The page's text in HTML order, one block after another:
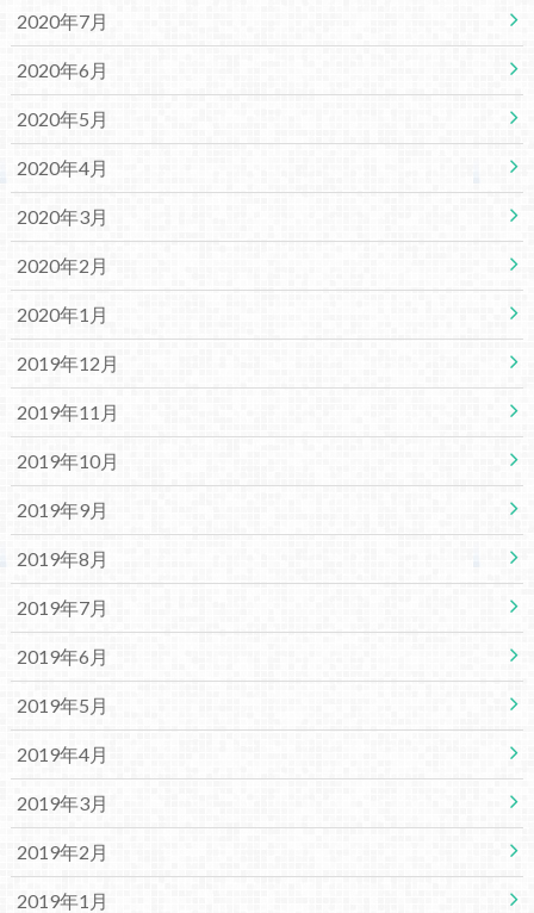
2020年7月
2020年6月
2020年5月
2020年4月
2020年3月
2020年2月
2020年1月
2019年12月
2019年11月
2019年10月
2019年9月
2019年8月
2019年7月
2019年6月
2019年5月
2019年4月
2019年3月
2019年2月
2019年1月